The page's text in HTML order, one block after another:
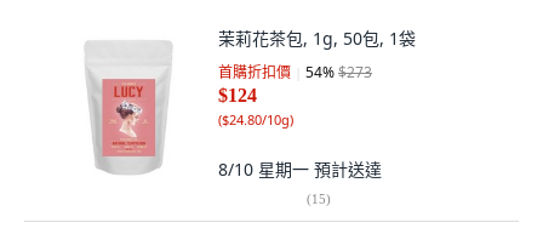
茉莉花茶包, 1g, 50包, 1袋
首購折扣價 54%$273
$124
($24.80/10g)
8/10 星期一 預計送達
(15)